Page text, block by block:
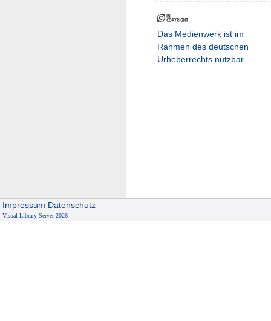
Das Medienwerk ist im
Rahmen des deutschen
Urheberrechts nutzbar.
Impressum Datenschutz
Visual Library Server 2026